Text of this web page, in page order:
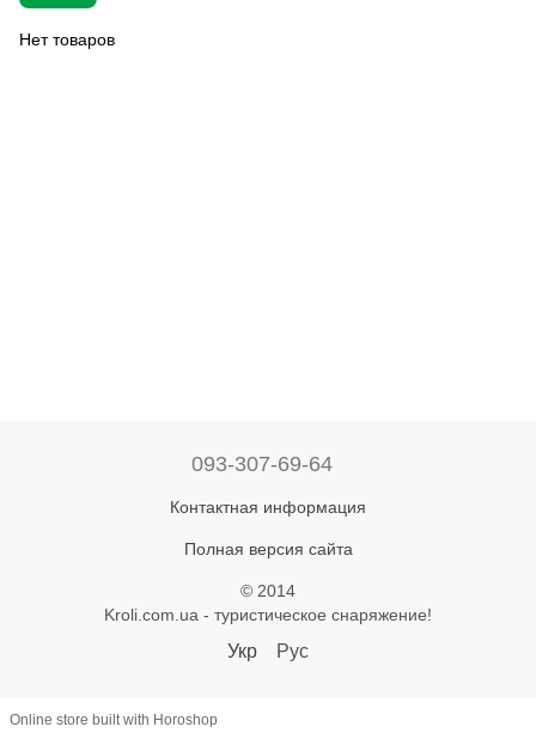
Нет товаров
093-307-69-64
Контактная информация
Полная версия сайта
© 2014
Kroli.com.ua - туристическое снаряжение!
Укр Рус
Online store built with Horoshop